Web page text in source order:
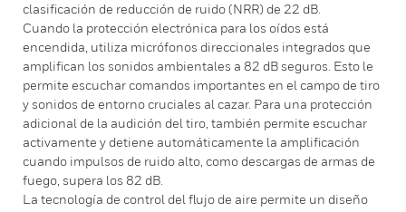
clasificación de reducción de ruido (NRR) de 22 dB.
Cuando la protección electrónica para los oídos está
encendida, utiliza micrófonos direccionales integrados que
amplifican los sonidos ambientales a 82 dB seguros. Esto le
permite escuchar comandos importantes en el campo de tiro
y sonidos de entorno cruciales al cazar. Para una protección
adicional de la audición del tiro, también permite escuchar
activamente y detiene automáticamente la amplificación
cuando impulsos de ruido alto, como descargas de armas de
fuego, supera los 82 dB.
La tecnología de control del flujo de aire permite un diseño